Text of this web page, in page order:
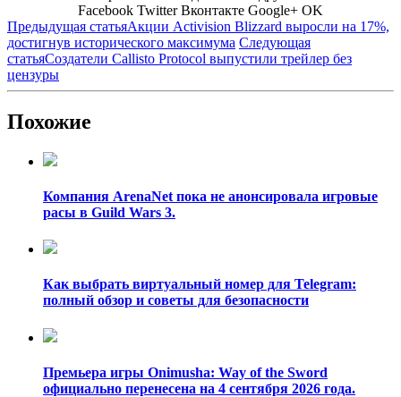
Facebook Twitter Вконтакте Google+ OK
Предыдущая статьяАкции Activision Blizzard выросли на 17%,
достигнув исторического максимума Следующая
статьяСоздатели Callisto Protocol выпустили трейлер без
цензуры
Похожие
Компания ArenaNet пока не анонсировала игровые
расы в Guild Wars 3.
Как выбрать виртуальный номер для Telegram:
полный обзор и советы для безопасности
Премьера игры Onimusha: Way of the Sword
официально перенесена на 4 сентября 2026 года.